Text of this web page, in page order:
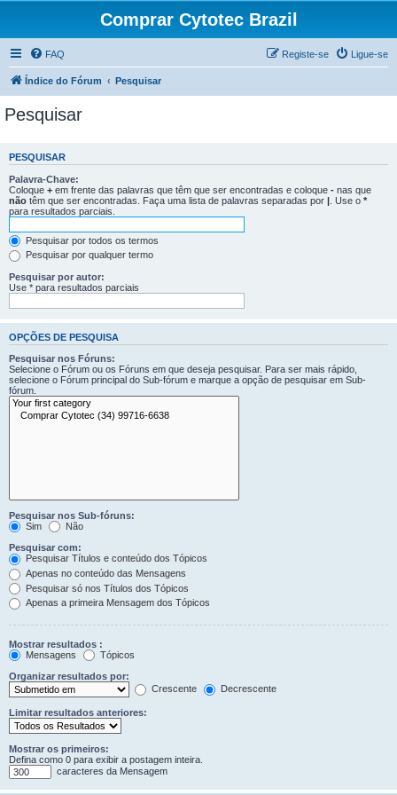
Comprar Cytotec Brazil
FAQ Ligue-se
Registe-se
Índice do Fórum Pesquisar
Pesquisar
PESQUISAR
Palavra-Chave:
Coloque + em frente das palavras que têm que ser encontradas e coloque - nas que
não têm que ser encontradas. Faça uma lista de palavras separadas por | . Use o *
para resultados parciais.
Pesquisar por todos os termos
Pesquisar por qualquer termo
Pesquisar por autor:
Use * para resultados parciais
OPÇÕES DE PESQUISA
Pesquisar nos Fóruns:
Selecione o Fórum ou os Fóruns em que deseja pesquisar. Para ser mais rápido,
selecione o Fórum principal do Sub-fórum e marque a opção de pesquisar em Sub-
fórum.
Pesquisar nos Sub-fóruns:
Sim
Não
Pesquisar com:
Pesquisar Títulos e conteúdo dos Tópicos
Apenas no conteúdo das Mensagens
Pesquisar só nos Títulos dos Tópicos
Apenas a primeira Mensagem dos Tópicos
Mostrar resultados :
Mensagens
Tópicos
Organizar resultados por:
Crescente
Decrescente
Limitar resultados anteriores:
Mostrar os primeiros:
Defina como 0 para exibir a postagem inteira.
caracteres da Mensagem